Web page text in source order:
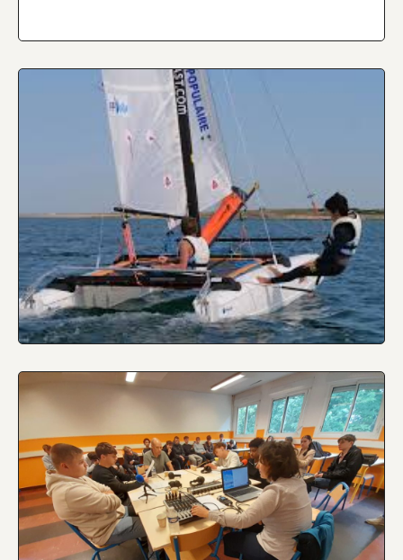
Réalisation d’un projet en Bac Pro Maintenance
nautique
Emission radio des élèves de Bac Pro